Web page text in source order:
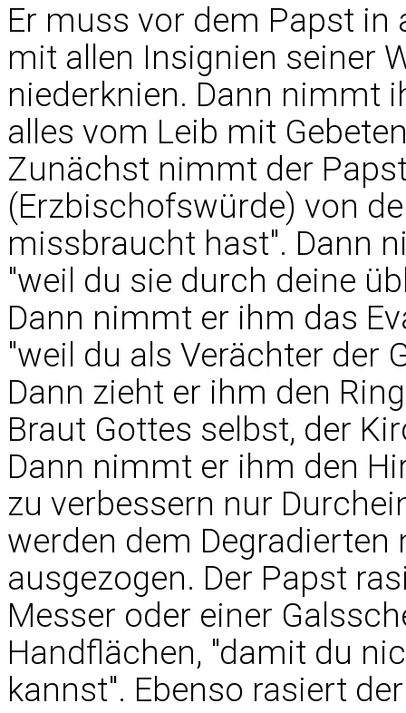
Er muss vor dem Papst
mit allen Insignien seiner
niederknien. Dann nimmt
alles vom Leib mit
Zunächst nimmt der
(Erzbischofswürde) von
missbraucht hast". Dann
"weil du sie durch deine
Dann nimmt er ihm das
"weil du als Verächter der
Dann zieht er ihm den
Braut Gottes selbst, der
Dann nimmt er ihm den
zu verbessern nur
werden dem
ausgezogen. Der Papst
Messer oder einer
Handflächen, "damit du
kannst". Ebenso rasiert